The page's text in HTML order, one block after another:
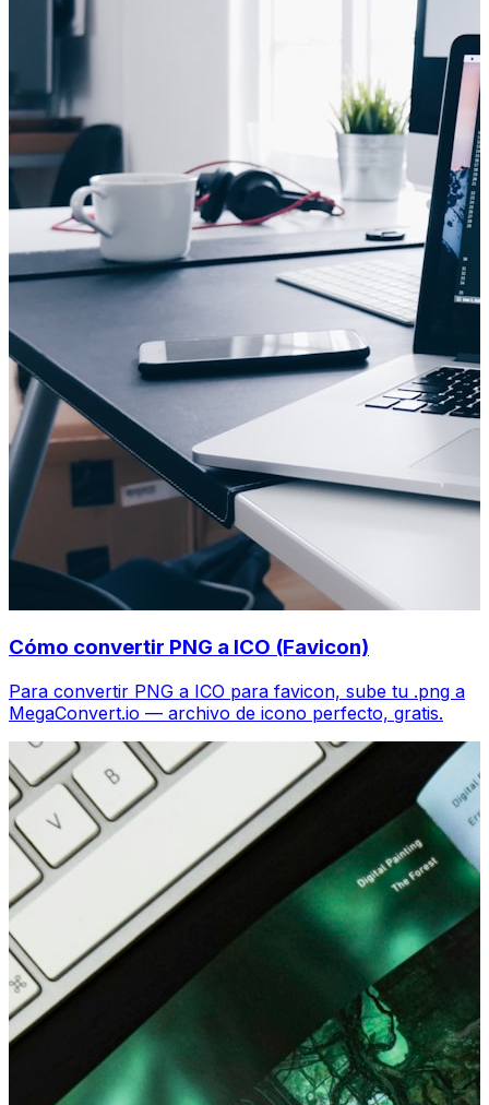
Cómo convertir PNG a ICO (Favicon)
Para convertir PNG a ICO para favicon, sube tu .png a
MegaConvert.io — archivo de icono perfecto, gratis.